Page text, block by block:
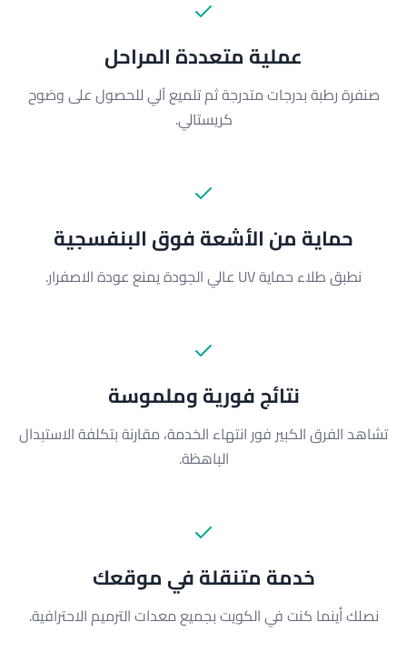
عملية متعددة المراحل
صنفرة رطبة بدرجات متدرجة ثم تلميع آلي للحصول على وضوح
كريستالي.
حماية من الأشعة فوق البنفسجية
نطبق طلاء حماية UV عالي الجودة يمنع عودة الاصفرار.
نتائج فورية وملموسة
تشاهد الفرق الكبير فور انتهاء الخدمة، مقارنة بتكلفة الاستبدال
الباهظة.
خدمة متنقلة في موقعك
نصلك أينما كنت في الكويت بجميع معدات الترميم الاحترافية.